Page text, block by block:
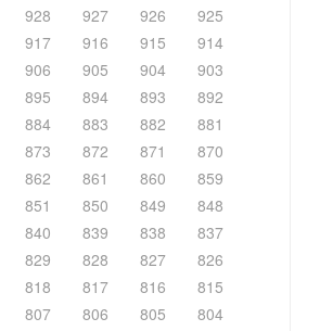
928 927 926
925
917 916 915
914
906 905 904
903
895 894 893
892
884 883 882
881
873 872 871
870
862 861 860
859
851 850 849
848
840 839 838
837
829 828 827
826
818 817 816
815
807 806 805
804